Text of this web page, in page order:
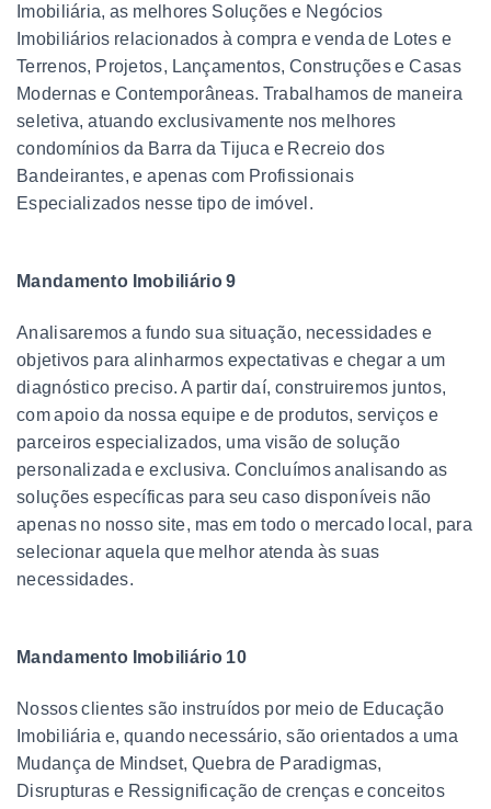
Imobiliária, as melhores Soluções e Negócios
Imobiliários relacionados à compra e venda de Lotes e
Terrenos, Projetos, Lançamentos, Construções e Casas
Modernas e Contemporâneas. Trabalhamos de maneira
seletiva, atuando exclusivamente nos melhores
condomínios da Barra da Tijuca e Recreio dos
Bandeirantes, e apenas com Profissionais
Especializados nesse tipo de imóvel.
Mandamento Imobiliário 9
Analisaremos a fundo sua situação, necessidades e
objetivos para alinharmos expectativas e chegar a um
diagnóstico preciso. A partir daí, construiremos juntos,
com apoio da nossa equipe e de produtos, serviços e
parceiros especializados, uma visão de solução
personalizada e exclusiva. Concluímos analisando as
soluções específicas para seu caso disponíveis não
apenas no nosso site, mas em todo o mercado local, para
selecionar aquela que melhor atenda às suas
necessidades.
Mandamento Imobiliário 10
Nossos clientes são instruídos por meio de Educação
Imobiliária e, quando necessário, são orientados a uma
Mudança de Mindset, Quebra de Paradigmas,
Disrupturas e Ressignificação de crenças e conceitos